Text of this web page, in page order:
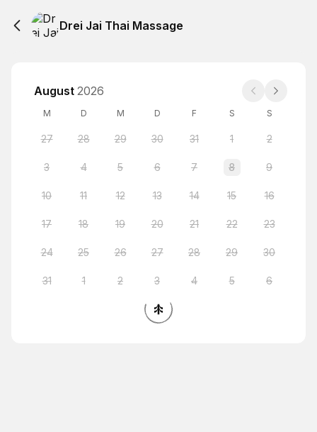
Drei Jai Thai Massage
August 2026
M D M D F S S
27 28 29 30 31 1 2
3 4 5 6 7 8 9
10 11 12 13 14 15 16
17 18 19 20 21 22 23
24 25 26 27 28 29 30
31 1 2 3 4 5 6